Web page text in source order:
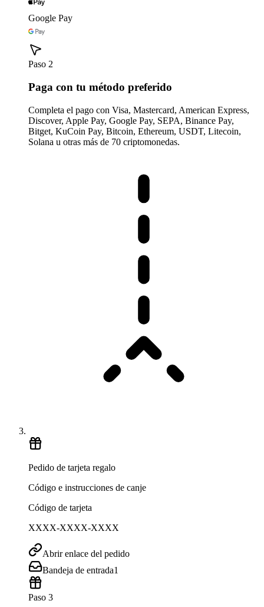
Google Pay
Paso 2
Paga con tu método preferido
Completa el pago con Visa, Mastercard, American Express,
Discover, Apple Pay, Google Pay, SEPA, Binance Pay,
Bitget, KuCoin Pay, Bitcoin, Ethereum, USDT, Litecoin,
Solana u otras más de 70 criptomonedas.
Pedido de tarjeta regalo
Código e instrucciones de canje
Código de tarjeta
XXXX-XXXX-XXXX
Abrir enlace del pedido
Bandeja de entrada1
Paso 3